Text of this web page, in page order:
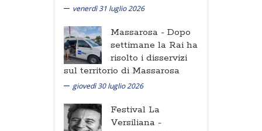
venerdì 31 luglio 2026
Massarosa - Dopo
settimane la Rai ha
risolto i disservizi
sul territorio di Massarosa
giovedì 30 luglio 2026
Festival La
Versiliana -